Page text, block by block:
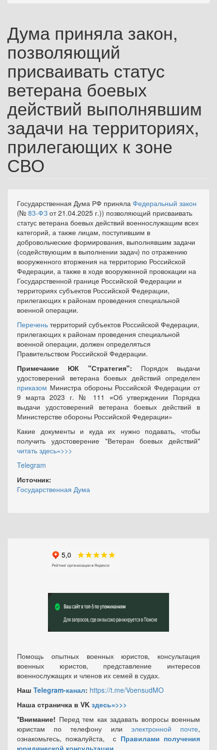
Дума приняла закон,
позволяющий
присваивать статус
ветерана боевых
действий выполнявшим
задачи на территориях,
прилегающих к зоне
СВО
Государственная Дума РФ приняла Федеральный закон
(№ 83-ФЗ от 21.04.2025 г.)) позволяющий присваивать
статус ветерана боевых действий военнослужащим всех
категорий, а также лицам, поступившим в
добровольческие формирования, выполнявшим задачи
(содействующим в выполнении задач) по отражению
вооруженного вторжения на территорию Российской
Федерации, а также в ходе вооруженной провокации на
Государственной границе Российской Федерации и
территориях субъектов Российской Федерации,
прилегающих к районам проведения специальной
военной операции.
Перечень территорий субъектов Российской Федерации,
прилегающих к районам проведения специальной
военной операции, должен определяться
Правительством Российской Федерации.
Примечание ЮК "Стратегия": Порядок выдачи
удостоверений ветерана боевых действий определен
приказом Министра обороны Российской Федерации от
9 марта 2023 г. № 111 «Об утверждении Порядка
выдачи удостоверений ветерана боевых действий в
Министерстве обороны Российской Федерации»
Какие документы и куда их нужно подавать, чтобы
получить удостоверение "Ветеран боевых действий"
читать здесь=>>>
Telegram
Источник:
Государственная Дума
Помощь опытных военных юристов, консультация
военных юристов, представление интересов
военнослужащих и членов их семей в судах.
Наш Telegram-канал: https://t.me/VoensudMO
Наша страничка в VK здесь=>>>
*Внимание! Перед тем как задавать вопросы военным
юристам по телефону или электронной почте,
ознакомьтесь, пожалуйста, с Правилами получения
юридической консультации